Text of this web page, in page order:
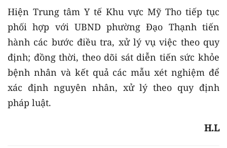
Hiện Trung tâm Y tế Khu vực Mỹ Tho tiếp tục
phối hợp với UBND phường Đạo Thạnh tiến
hành các bước điều tra, xử lý vụ việc theo quy
định; đồng thời, theo dõi sát diễn tiến sức khỏe
bệnh nhân và kết quả các mẫu xét nghiệm để
xác định nguyên nhân, xử lý theo quy định
pháp luật.
H.L